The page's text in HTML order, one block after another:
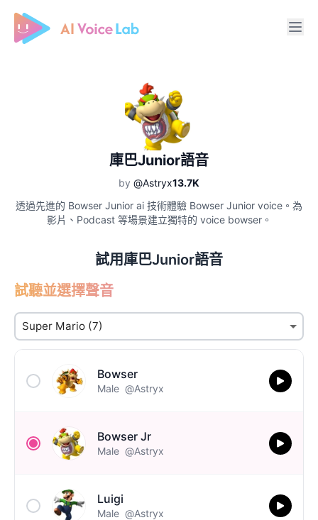
Free AI Cover & AI Voice Over
庫巴Junior語音
by @Astryx13.7K
透過先進的 Bowser Junior ai 技術體驗 Bowser Junior voice。為
影片、Podcast 等場景建立獨特的 voice bowser。
試用庫巴Junior語音
試聽並選擇聲音
Bowser
Male @Astryx
Bowser Jr
Male @Astryx
Luigi
Male @Astryx